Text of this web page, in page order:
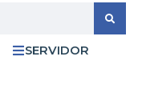
SERVIDOR